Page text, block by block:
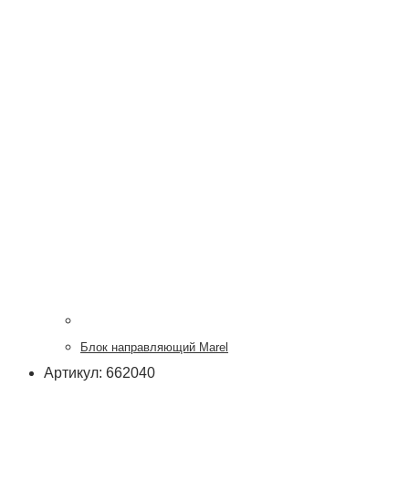
Блок направляющий Marel
Артикул: 662040